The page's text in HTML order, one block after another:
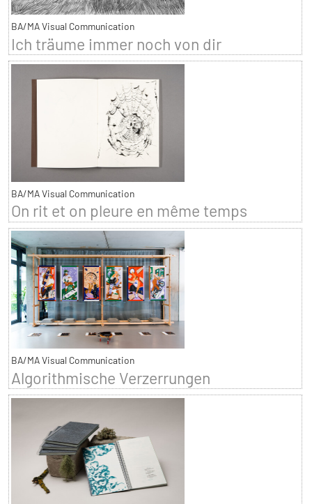
BA/MA Visual Communication
Ich träume immer noch von dir
BA/MA Visual Communication
On rit et on pleure en même temps
BA/MA Visual Communication
Algorithmische Verzerrungen